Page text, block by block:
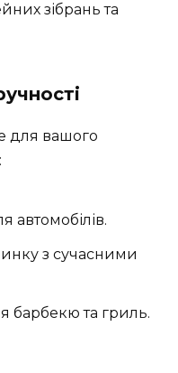
зібрань та
для вашого
автомобілів.
з сучасними
барбекю та гриль.